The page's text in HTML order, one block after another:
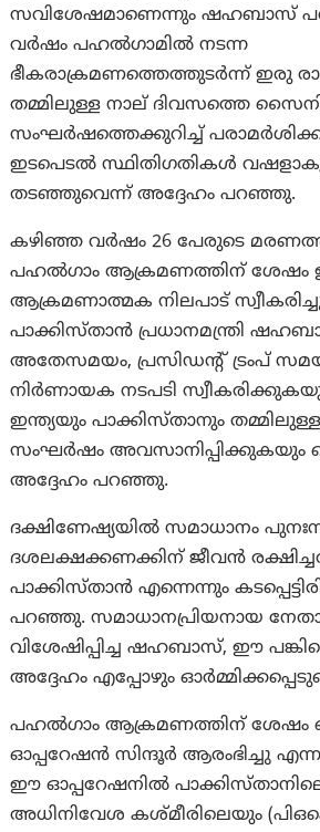
സവിശേഷമാണെന്നും ഷഹബാസ്
വർഷം പഹൽഗാമിൽ നടന്ന
ഭീകരാക്രമണത്തെത്തുടർന്ന് ഇരു
തമ്മിലുള്ള നാല് ദിവസത്തെ
സംഘർഷത്തെക്കുറിച്ച്
ഇടപെടൽ സ്ഥിതിഗതികൾ
തടഞ്ഞുവെന്ന് അദ്ദേഹം പറഞ്ഞു.
കഴിഞ്ഞ വർഷം 26 പേരുടെ
പഹൽഗാം ആക്രമണത്തിന് ശേഷം
ആക്രമണാത്മക നിലപാട്
പാക്കിസ്താൻ പ്രധാനമന്ത്രി
അതേസമയം, പ്രസിഡന്റ് ട്രംപ്
നിർണായക നടപടി
ഇന്ത്യയും പാക്കിസ്താനും
സംഘർഷം അവസാനിപ്പിക്കുകയും
അദ്ദേഹം പറഞ്ഞു.
ദക്ഷിണേഷ്യയിൽ സമാധാനം
ദശലക്ഷക്കണക്കിന് ജീവൻ
പാക്കിസ്താൻ എന്നെന്നും
പറഞ്ഞു. സമാധാനപ്രിയനായ
വിശേഷിപ്പിച്ച ഷഹബാസ്, ഈ
അദ്ദേഹം എപ്പോഴും
പഹൽഗാം ആക്രമണത്തിന് ശേഷം
ഓപ്പറേഷൻ സിന്ദൂർ ആരംഭിച്ചു
ഈ ഓപ്പറേഷനിൽ
അധിനിവേശ കശ്മീരിലെയും